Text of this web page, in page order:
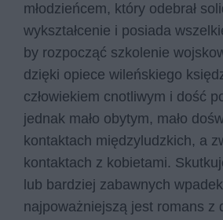
młodzieńcem, który odebrał
wykształcenie i posiada
by rozpocząć szkolenie
dzięki opiece wileńskiego
człowiekiem cnotliwym i dość
jednak mało obytym, mało
kontaktach międzyludzkich, a
kontaktach z kobietami.
lub bardziej zabawnych
najpoważniejszą jest romans z